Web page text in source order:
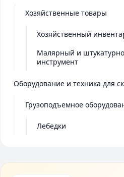
Хозяйственные товары
Хозяйственный
Малярный и
инструмент
Оборудование и техника для
Грузоподъемное
Лебедки